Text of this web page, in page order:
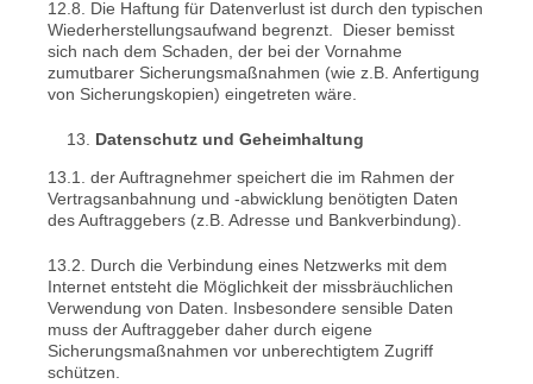
12.8. Die Haftung für Datenverlust ist durch den typischen
Wiederherstellungsaufwand begrenzt. Dieser bemisst
sich nach dem Schaden, der bei der Vornahme
zumutbarer Sicherungsmaßnahmen (wie z.B. Anfertigung
von Sicherungskopien) eingetreten wäre.
Datenschutz und Geheimhaltung
13.1. der Auftragnehmer speichert die im Rahmen der
Vertragsanbahnung und -abwicklung benötigten Daten
des Auftraggebers (z.B. Adresse und Bankverbindung).
13.2. Durch die Verbindung eines Netzwerks mit dem
Internet entsteht die Möglichkeit der missbräuchlichen
Verwendung von Daten. Insbesondere sensible Daten
muss der Auftraggeber daher durch eigene
Sicherungsmaßnahmen vor unberechtigtem Zugriff
schützen.